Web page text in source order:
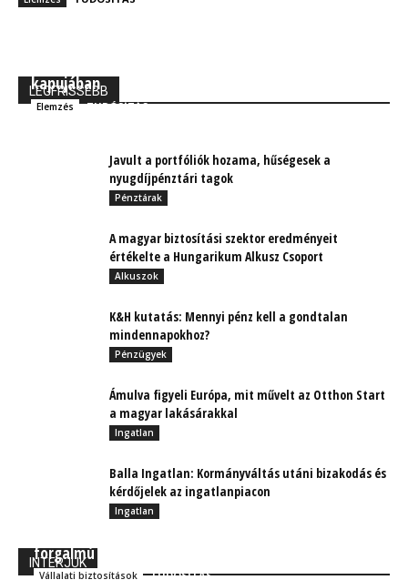
LEGFRISSEBB
kapujában
Elemzés TUDÓSÍTÁS
Javult a portfóliók hozama, hűségesek a
nyugdíjpénztári tagok
Pénztárak
A magyar biztosítási szektor eredményeit
értékelte a Hungarikum Alkusz Csoport
Alkuszok
K&H kutatás: Mennyi pénz kell a gondtalan
mindennapokhoz?
Pénzügyek
Ámulva figyeli Európa, mit művelt az Otthon Start
a magyar lakásárakkal
Ingatlan
Balla Ingatlan: Kormányváltás utáni bizakodás és
kérdőjelek az ingatlanpiacon
Ingatlan
INTERJÚK
forgalmú cégeknek recept nélkül is ajánlott
Vállalati biztosítások TUDÓSÍTÁS